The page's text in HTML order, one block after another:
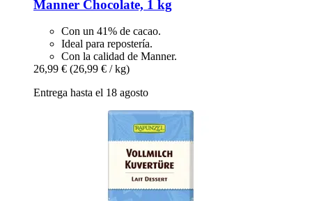
Manner Chocolate, 1 kg
Con un 41% de cacao.
Ideal para repostería.
Con la calidad de Manner.
26,99 € (26,99 € / kg)
Entrega hasta el 18 agosto